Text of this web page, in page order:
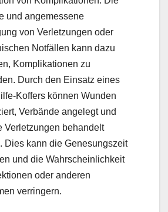
und angemessene
von Verletzungen oder
Notfällen kann dazu
Komplikationen zu
Durch den Einsatz eines
Koffers können Wunden
Verbände angelegt und
Verletzungen behandelt
Dies kann die Genesungszeit
und die Wahrscheinlichkeit
oder anderen
verringern.